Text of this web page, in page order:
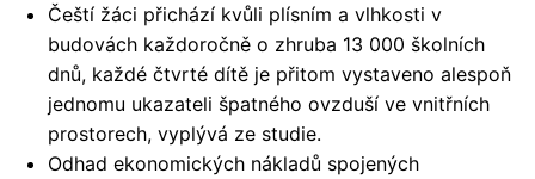
Čeští žáci přichází kvůli plísním a vlhkosti v
budovách každoročně o zhruba 13 000 školních
dnů, každé čtvrté dítě je přitom vystaveno alespoň
jednomu ukazateli špatného ovzduší ve vnitřních
prostorech, vyplývá ze studie.
Odhad ekonomických nákladů spojených